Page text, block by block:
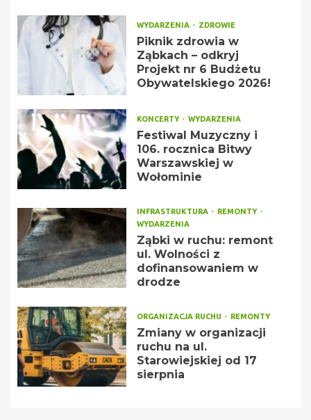
WYDARZENIA ZDROWIE
Piknik zdrowia w
Ząbkach – odkryj
Projekt nr 6 Budżetu
Obywatelskiego 2026!
KONCERTY WYDARZENIA
Festiwal Muzyczny i
106. rocznica Bitwy
Warszawskiej w
Wołominie
INFRASTRUKTURA
REMONTY
WYDARZENIA
Ząbki w ruchu: remont
ul. Wolności z
dofinansowaniem w
drodze
ORGANIZACJA RUCHU REMONTY
Zmiany w organizacji
ruchu na ul.
Starowiejskiej od 17
sierpnia